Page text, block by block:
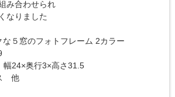
み合わせられ
なりました
５窓のフォトフレーム 2カラー
幅24×奥行3×高さ31.5
他